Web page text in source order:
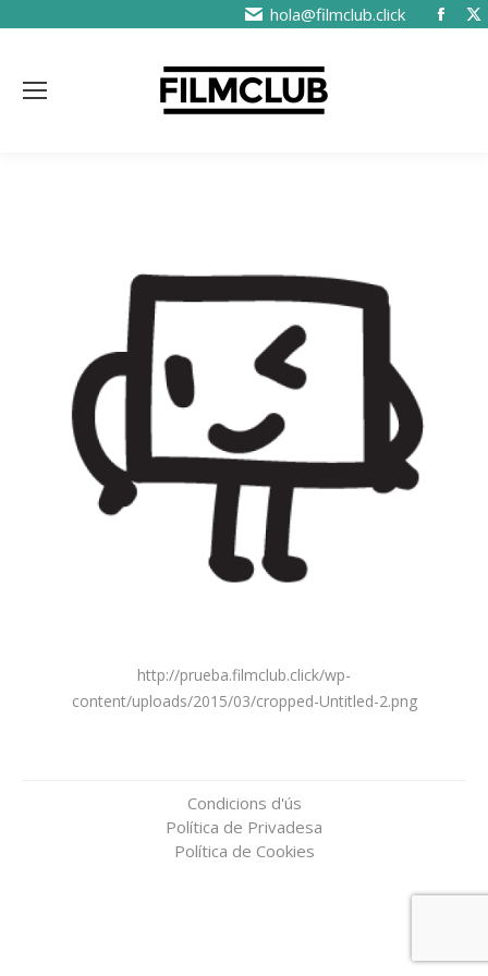
hola@filmclub.click
http://prueba.filmclub.click/wp-
content/uploads/2015/03/cropped-Untitled-2.png
Condicions d'ús
Política de Privadesa
Política de Cookies